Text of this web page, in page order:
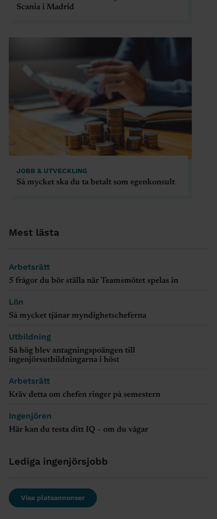
Mest lästa
Arbetsrätt
5 frågor du bör ställa när Teamsmötet spelas in
Lön
Så mycket tjänar myndighetscheferna
Utbildning
Så hög blev antagningspoängen till
ingenjörsutbildningarna i höst
Arbetsrätt
Kräv detta om chefen ringer på semestern
Ingenjören
Här kan du testa ditt IQ – om du vågar
Lediga ingenjörsjobb
Visa platsannonser
Scania i Madrid
JOBB & UTVECKLING
Så mycket ska du ta betalt som egenkonsult